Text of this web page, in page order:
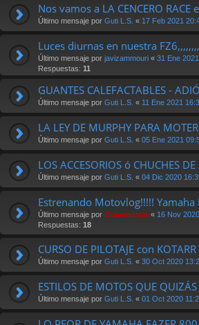
Nos vamos a LA CENCERO RACE
Último mensaje por Guti L.S. « 17 Feb 2021
Luces diurnas en nuestra
Último mensaje por javizammouri « 31 Ene
Respuestas: 11
GUANTES CALEFACTABLES -
Último mensaje por Guti L.S. « 11 Ene 2021
LA LEY DE MURPHY PARA
Último mensaje por Guti L.S. « 05 Ene 2021
LOS ACCESORIOS ó CHUCHES
Último mensaje por Guti L.S. « 04 Dic 2020
Estrenando Motovlog!!!!! Yamaha
Último mensaje por Güesmaster « 16 Nov
Respuestas: 18
CURSO DE PILOTAJE con
Último mensaje por Guti L.S. « 30 Oct 2020
ESTILOS DE MOTOS QUE
Último mensaje por Guti L.S. « 01 Oct 2020